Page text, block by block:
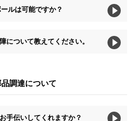
ルは可能ですか？
について教えてください。
品調達について
手伝いしてくれますか？